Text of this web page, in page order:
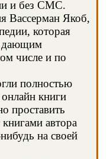
и без СМС.
Вассерман Якоб,
которая
дающим
числе и по
полностью
онлайн книги
проставить
автора
на своей